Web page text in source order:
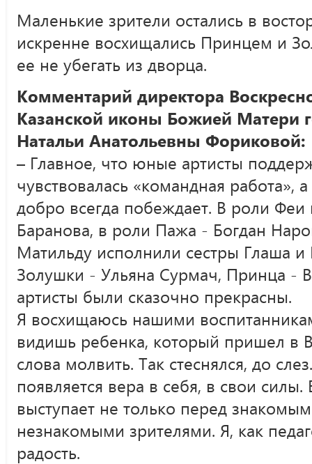
Маленькие зрители остались в
искренне восхищались Принцем и
ее не убегать из дворца.
Комментарий директора
Казанской иконы Божией Матери
Натальи Анатольевны Фориковой:
– Главное, что юные артисты
чувствовалась «командная
добро всегда побеждает. В роли Феи
Баранова, в роли Пажа - Богдан
Матильду исполнили сестры Глаша и
Золушки - Ульяна Сурмач, Принца -
артисты были сказочно прекрасны.
Я восхищаюсь нашими
видишь ребенка, который пришел в
слова молвить. Так стеснялся, до
появляется вера в себя, в свои
выступает не только перед
незнакомыми зрителями. Я, как
радость.